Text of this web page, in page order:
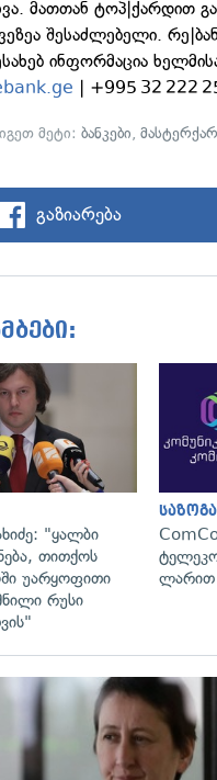
მათთან ტოპ|ქარდით
შესაძლებელი.
ინფორმაცია
| +995 32 222
მეტი:ბანკები,
გაზიარება
"ყალბი
თითქოს
უარყოფითი
რუსი
ლარით